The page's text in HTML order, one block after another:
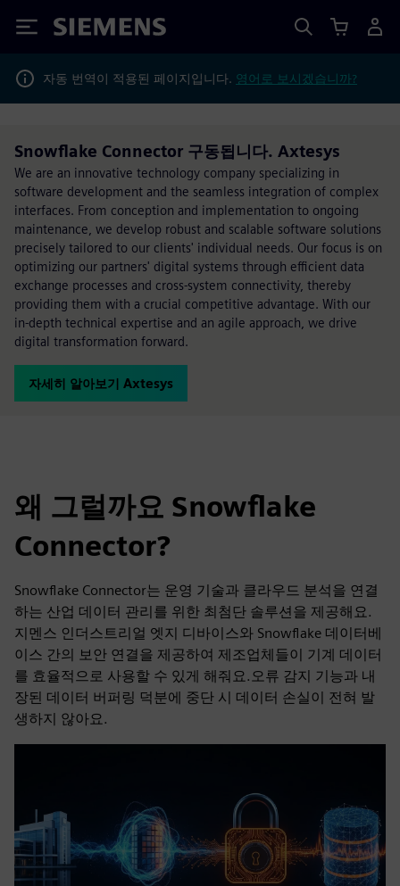
Siemens
자동 번역이 적용된 페이지입니다. 영어로 보시겠습니까?
Snowflake Connector 구동됩니다. Axtesys
We are an innovative technology company specializing in
software development and the seamless integration of complex
interfaces. From conception and implementation to ongoing
maintenance, we develop robust and scalable software solutions
precisely tailored to our clients' individual needs. Our focus is on
optimizing our partners' digital systems through efficient data
exchange processes and cross-system connectivity, thereby
providing them with a crucial competitive advantage. With our
in-depth technical expertise and an agile approach, we drive
digital transformation forward.
자세히 알아보기 Axtesys
왜 그럴까요 Snowflake
Connector?
Snowflake Connector는 운영 기술과 클라우드 분석을 연결
하는 산업 데이터 관리를 위한 최첨단 솔루션을 제공해요.
지멘스 인더스트리얼 엣지 디바이스와 Snowflake 데이터베
이스 간의 보안 연결을 제공하여 제조업체들이 기계 데이터
를 효율적으로 사용할 수 있게 해줘요.오류 감지 기능과 내
장된 데이터 버퍼링 덕분에 중단 시 데이터 손실이 전혀 발
생하지 않아요.